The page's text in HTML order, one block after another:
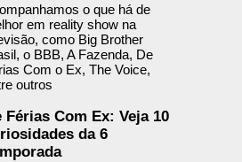
o que há de
em reality show na
como Big Brother
o BBB, A Fazenda, De
Com o Ex, The Voice,
outros
Férias Com Ex: Veja 10
da 6